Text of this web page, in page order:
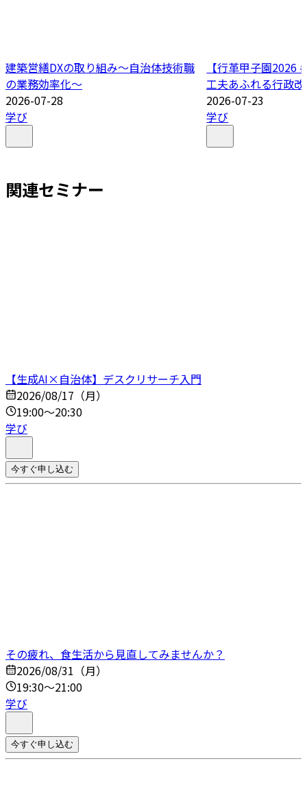
建築営繕DXの取り組み～自治体技術職
の業務効率化～
2026-07-28
学び
【行革甲子園2026
工夫あふれる行政
2026-07-23
学び
関連セミナー
【生成AI×自治体】デスクリサーチ入門
2026/08/17（月）
19:00～20:30
学び
今すぐ申し込む
その疲れ、食生活から見直してみませんか？
2026/08/31（月）
19:30～21:00
学び
今すぐ申し込む